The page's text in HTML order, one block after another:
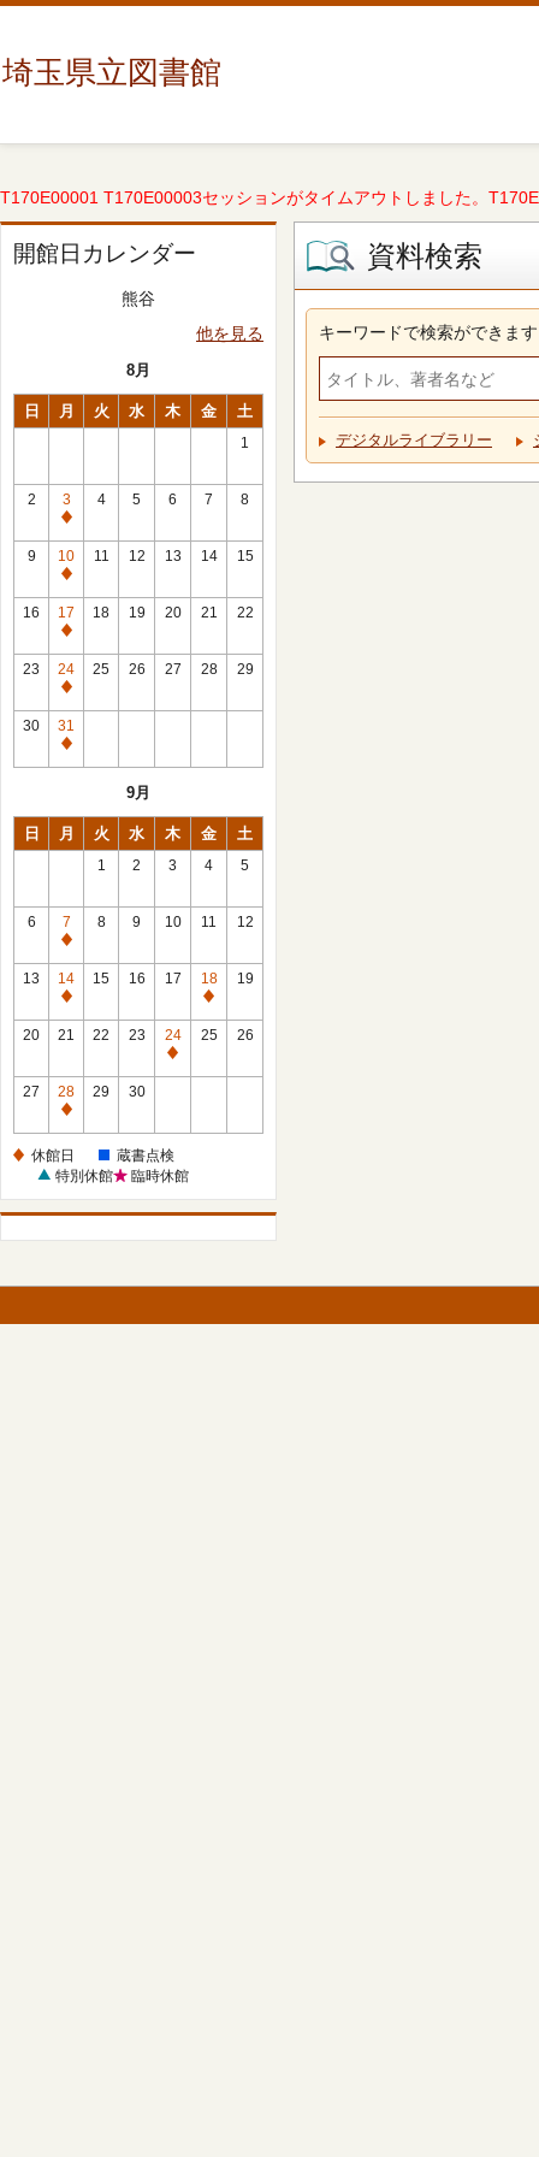
埼玉県立図書館
T170E00001 T170E00003セッションがタイムアウトしました。
開館日カレンダー
熊谷
他を見る
8月
日 月 火 水 木 金 土
1
2
3
休
館
日
4 5 6 7 8
9
10
休
館
日
11 12 13 14 15
16
17
休
館
日
18 19 20 21 22
23
24
休
館
日
25 26 27 28 29
30
31
休
9月
日 月 火 水 木 金 土
1 2 3 4 5
6
7
休
館
日
8 9 10 11 12
13
14
休
館
15 16 17
18
休
館
19
20 21 22 23
24
休
25 26
27
28
休
日
29 30
休館日
蔵書点検
特別休館
臨時休館
資料検索
キーワードで検索ができます
デジタルライブラリー